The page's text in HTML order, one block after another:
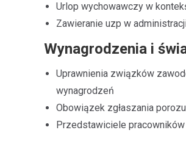
Urlop wychowawczy w
Zawieranie uzp w
Wynagrodzenia i
Uprawnienia związków
wynagrodzeń
Obowiązek zgłaszania
Przedstawiciele